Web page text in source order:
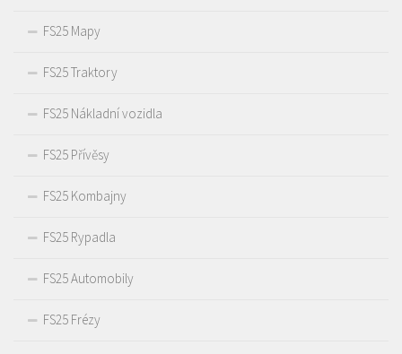
FS25 Mapy
FS25 Traktory
FS25 Nákladní vozidla
FS25 Přívěsy
FS25 Kombajny
FS25 Rypadla
FS25 Automobily
FS25 Frézy